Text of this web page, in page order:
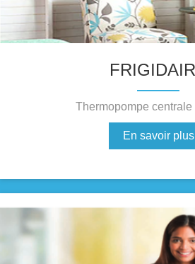
Thermopompe centrale
En savoir plus